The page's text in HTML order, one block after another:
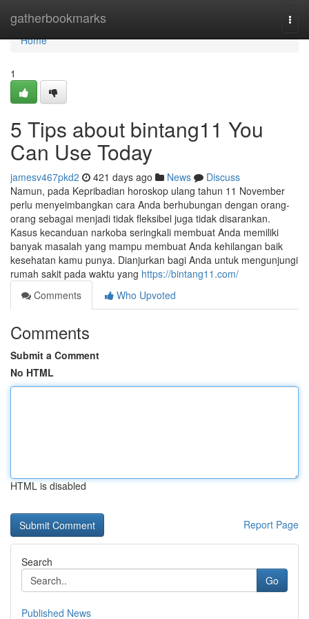
gatherbookmarks
Home
Home
1
5 Tips about bintang11 You
Can Use Today
jamesv467pkd2 421 days ago News
Discuss
Namun, pada Kepribadian horoskop ulang tahun 11 November
perlu menyeimbangkan cara Anda berhubungan dengan orang-
orang sebagai menjadi tidak fleksibel juga tidak disarankan.
Kasus kecanduan narkoba seringkali membuat Anda memiliki
banyak masalah yang mampu membuat Anda kehilangan baik
kesehatan kamu punya. Dianjurkan bagi Anda untuk mengunjungi
rumah sakit pada waktu yang https://bintang11.com/
Comments
Who Upvoted
Comments
Submit a Comment
No HTML
HTML is disabled
Report Page
Search
Go
Published News